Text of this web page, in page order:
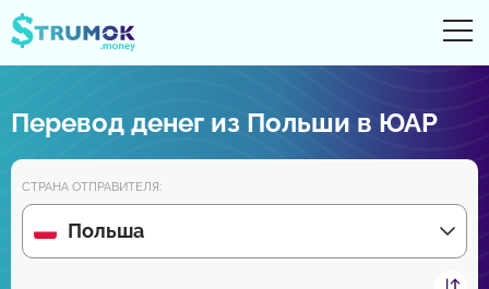
Цифровые счета
Обзоры партнеров
Перевод денег из Польши в ЮАР
СТРАНА ОТПРАВИТЕЛЯ:
Польша